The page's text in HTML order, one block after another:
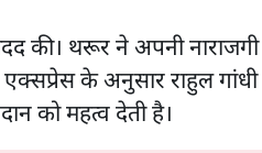
थरूर ने अपनी नाराजगी
एक्सप्रेस के अनुसार राहुल
को महत्व देती है।